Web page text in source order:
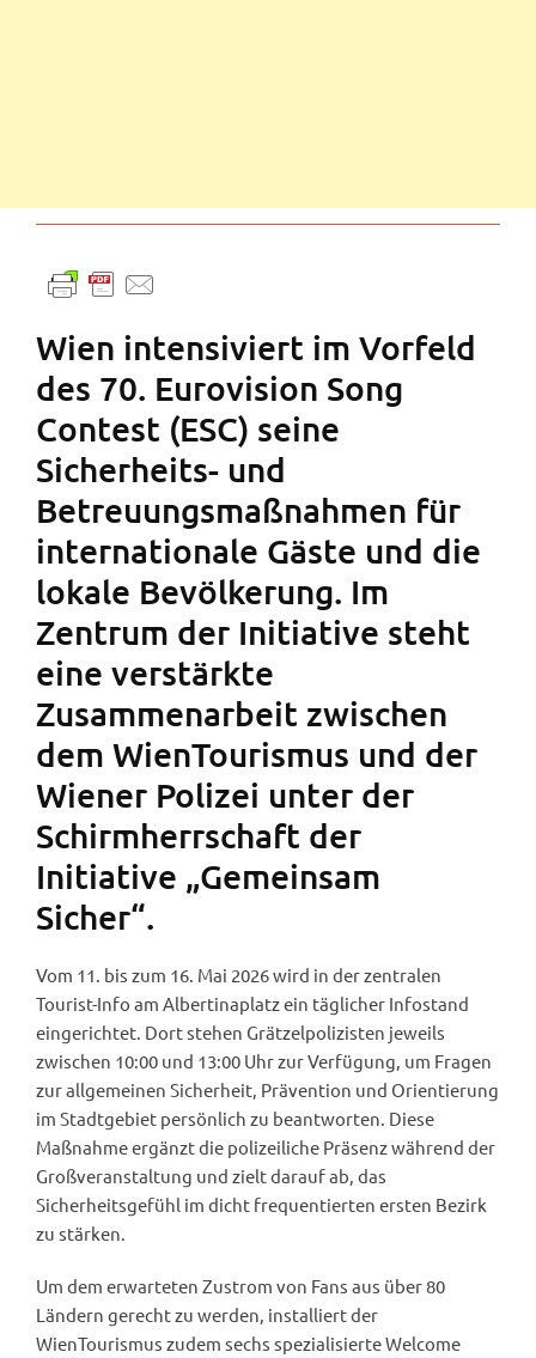
Wien intensiviert im Vorfeld
des 70. Eurovision Song
Contest (ESC) seine
Sicherheits- und
Betreuungsmaßnahmen für
internationale Gäste und die
lokale Bevölkerung. Im
Zentrum der Initiative steht
eine verstärkte
Zusammenarbeit zwischen
dem WienTourismus und der
Wiener Polizei unter der
Schirmherrschaft der
Initiative „Gemeinsam
Sicher“.
Vom 11. bis zum 16. Mai 2026 wird in der zentralen
Tourist-Info am Albertinaplatz ein täglicher Infostand
eingerichtet. Dort stehen Grätzelpolizisten jeweils
zwischen 10:00 und 13:00 Uhr zur Verfügung, um Fragen
zur allgemeinen Sicherheit, Prävention und Orientierung
im Stadtgebiet persönlich zu beantworten. Diese
Maßnahme ergänzt die polizeiliche Präsenz während der
Großveranstaltung und zielt darauf ab, das
Sicherheitsgefühl im dicht frequentierten ersten Bezirk
zu stärken.
Um dem erwarteten Zustrom von Fans aus über 80
Ländern gerecht zu werden, installiert der
WienTourismus zudem sechs spezialisierte Welcome